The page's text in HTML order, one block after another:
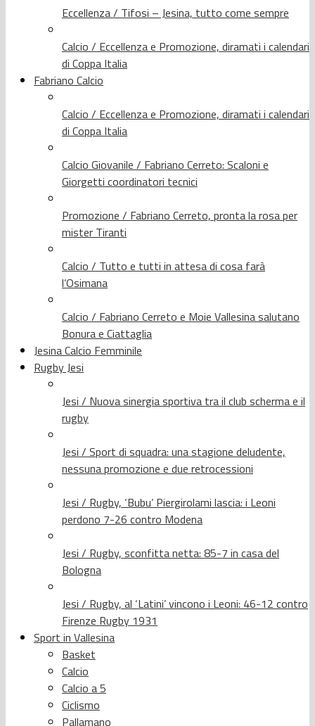
Eccellenza / Tifosi – Jesina, tutto come sempre
Calcio / Eccellenza e Promozione, diramati i calendari
di Coppa Italia
Fabriano Calcio
Calcio / Eccellenza e Promozione, diramati i calendari
di Coppa Italia
Calcio Giovanile / Fabriano Cerreto: Scaloni e
Giorgetti coordinatori tecnici
Promozione / Fabriano Cerreto, pronta la rosa per
mister Tiranti
Calcio / Tutto e tutti in attesa di cosa farà
l’Osimana
Calcio / Fabriano Cerreto e Moie Vallesina salutano
Bonura e Ciattaglia
Jesina Calcio Femminile
Rugby Jesi
Jesi / Nuova sinergia sportiva tra il club scherma e il
rugby
Jesi / Sport di squadra: una stagione deludente,
nessuna promozione e due retrocessioni
Jesi / Rugby, ‘Bubu’ Piergirolami lascia: i Leoni
perdono 7-26 contro Modena
Jesi / Rugby, sconfitta netta: 85-7 in casa del
Bologna
Jesi / Rugby, al ‘Latini’ vincono i Leoni: 46-12 contro
Firenze Rugby 1931
Sport in Vallesina
Basket
Calcio
Calcio a 5
Ciclismo
Pallamano